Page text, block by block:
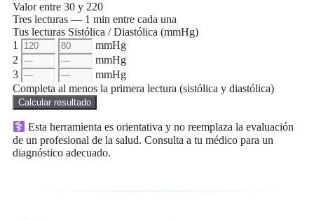
Valor entre 30 y 220
Tres lecturas — 1 min entre cada una
Tus lecturas Sistólica / Diastólica (mmHg)
1
mmHg
2
mmHg
3
mmHg
Completa al menos la primera lectura (sistólica y diastólica)
Calcular resultado
Esta herramienta es orientativa y no reemplaza la evaluación
de un profesional de la salud. Consulta a tu médico para un
diagnóstico adecuado.